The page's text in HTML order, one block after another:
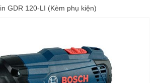
GDR 120-LI (Kèm phụ kiện)